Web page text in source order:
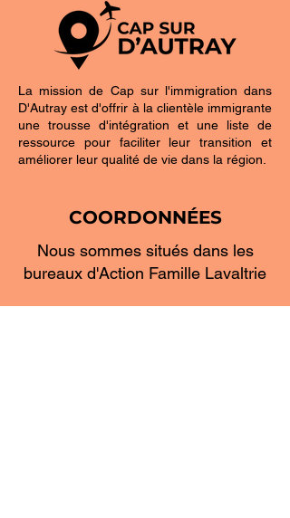
La mission de Cap sur l'immigration dans
D'Autray est d'offrir à la clientèle immigrante
une trousse d'intégration et une liste de
ressource pour faciliter leur transition et
améliorer leur qualité de vie dans la région.
COORDONNÉES
Nous sommes situés dans les
bureaux d'Action Famille Lavaltrie